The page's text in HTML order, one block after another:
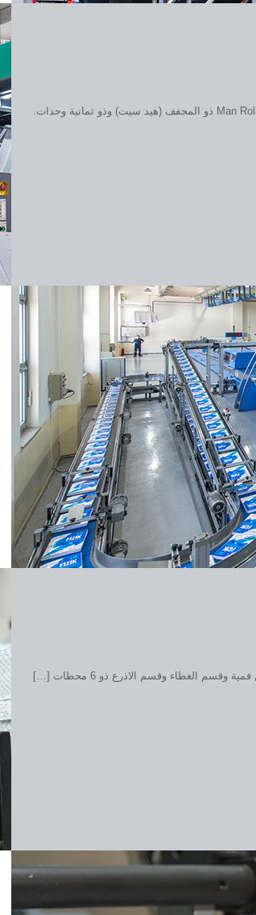
توجد في مطبعتنا عدد 1 من مكائن طبع ويب اوفسيت Man Roland Uniset 75 ذو المجفف (هيد سيت) وذو ثمانية وحدات.